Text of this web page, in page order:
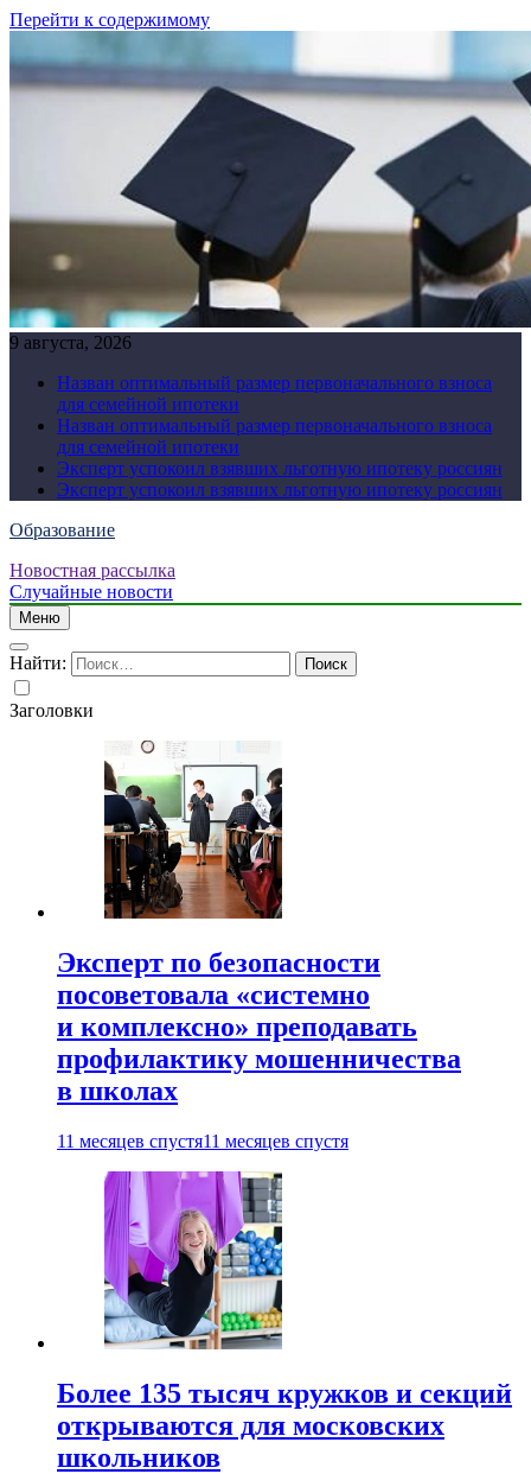
Перейти к содержимому
9 августа, 2026
Назван оптимальный размер первоначального взноса
для семейной ипотеки
Назван оптимальный размер первоначального взноса
для семейной ипотеки
Эксперт успокоил взявших льготную ипотеку россиян
Эксперт успокоил взявших льготную ипотеку россиян
Образование
Новостная рассылка
Случайные новости
Меню
Найти:
Заголовки
Эксперт по безопасности
посоветовала «системно
и комплексно» преподавать
профилактику мошенничества
в школах
11 месяцев спустя11 месяцев спустя
Более 135 тысяч кружков и секций
открываются для московских
школьников